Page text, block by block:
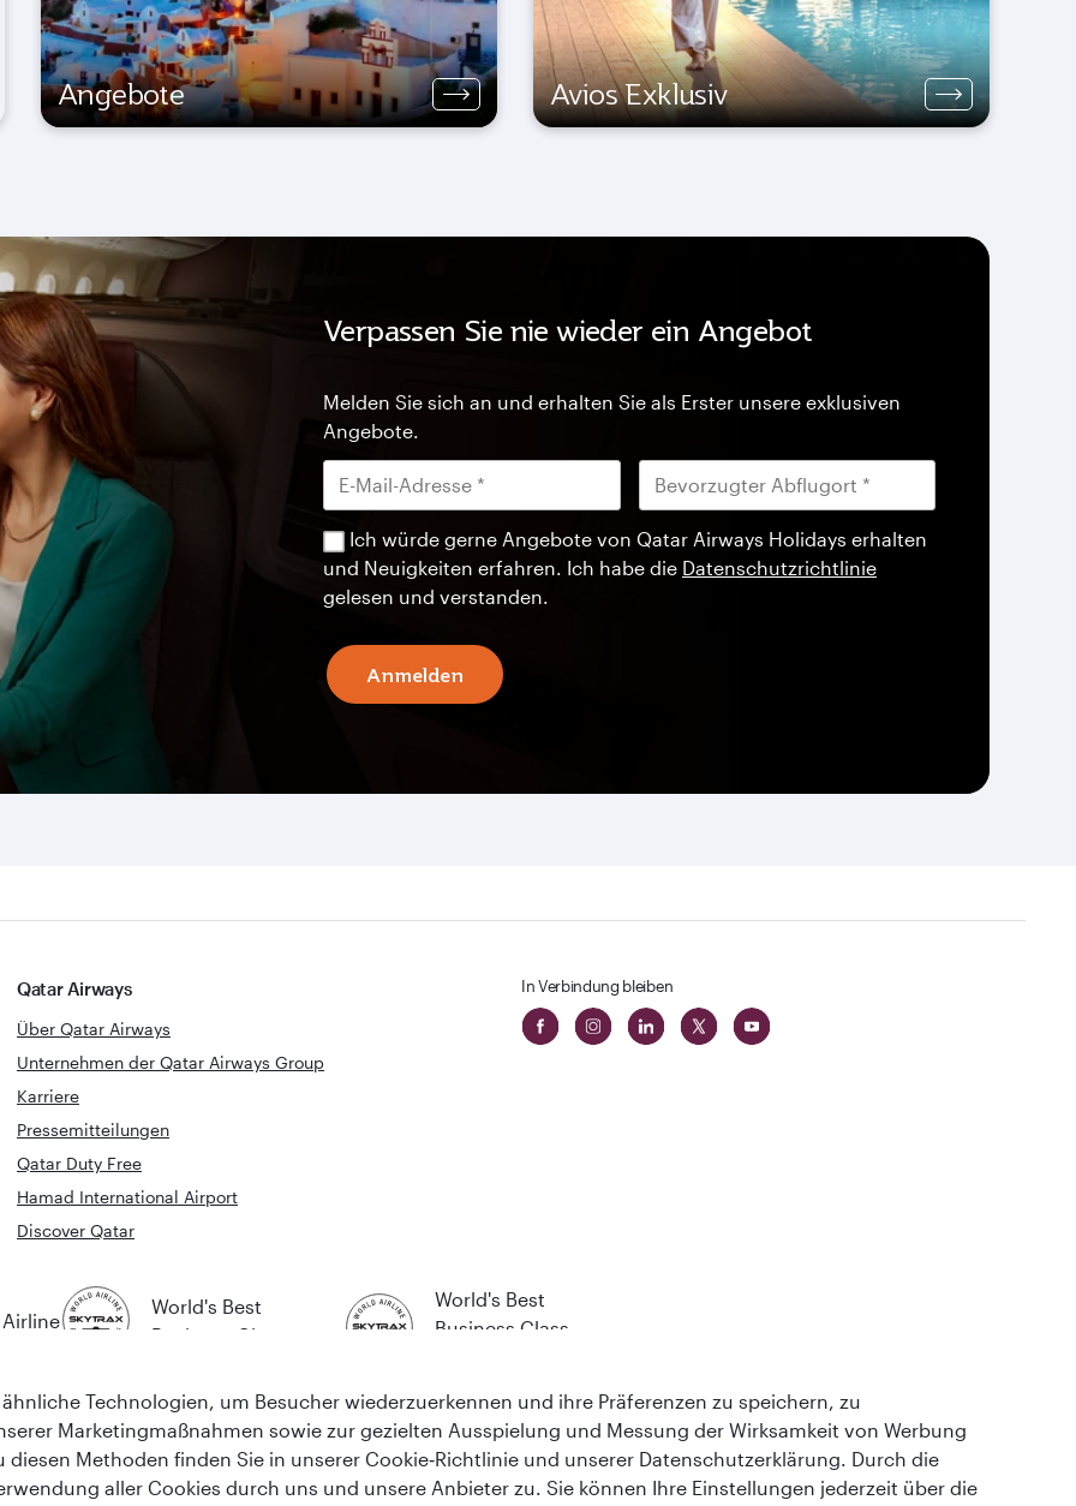
Angebote Avios Exklusiv
Verpassen Sie nie wieder ein Angebot
Melden Sie sich an und erhalten Sie als Erster unsere exklusiven
Angebote.
Ich würde gerne Angebote von Qatar Airways Holidays erhalten
und Neuigkeiten erfahren. Ich habe die Datenschutzrichtlinie
gelesen und verstanden.
Anmelden
Qatar Airways
Über Qatar Airways
Unternehmen der Qatar Airways Group
Karriere
Pressemitteilungen
Qatar Duty Free
Hamad International Airport
Discover Qatar
In Verbindung bleiben
World's Best
Business Class
World's Best
Business Class
QRH (German - EUR). Alle Rechte vorbehalten.
Technologien, um Besucher wiederzuerkennen und ihre Präferenzen zu speichern, zu
Marketingmaßnahmen sowie zur gezielten Ausspielung und Messung der Wirksamkeit von Werbung
Methoden finden Sie in unserer Cookie‑Richtlinie und unserer Datenschutzerklärung. Durch die
aller Cookies durch uns und unsere Anbieter zu. Sie können Ihre Einstellungen jederzeit über die